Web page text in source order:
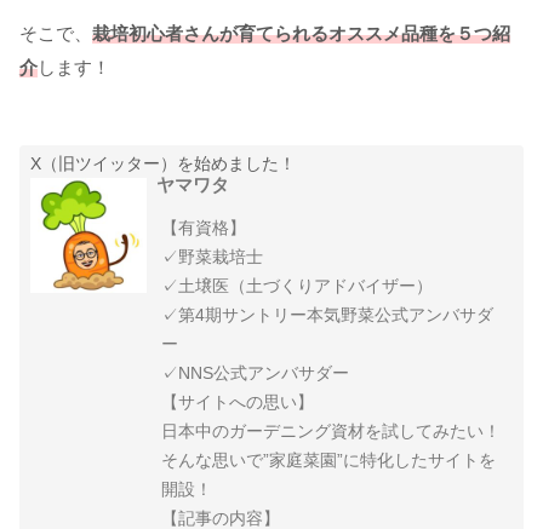
そこで、 栽培初心者さんが育てられるオススメ品種を５つ紹
介します！
X（旧ツイッター）を始めました！
ヤマワタ
【有資格】
✓野菜栽培士
✓土壌医（土づくりアドバイザー）
✓第4期サントリー本気野菜公式アンバサダ
ー
✓NNS公式アンバサダー
【サイトへの思い】
日本中のガーデニング資材を試してみたい！
そんな思いで”家庭菜園”に特化したサイトを
開設！
【記事の内容】